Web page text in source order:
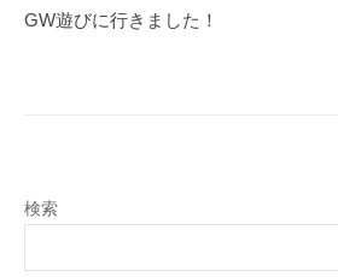
GW遊びに行きました！
検索